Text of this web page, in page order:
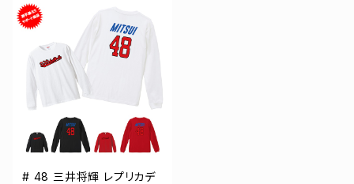
# 48 三井将輝 レプリカデ